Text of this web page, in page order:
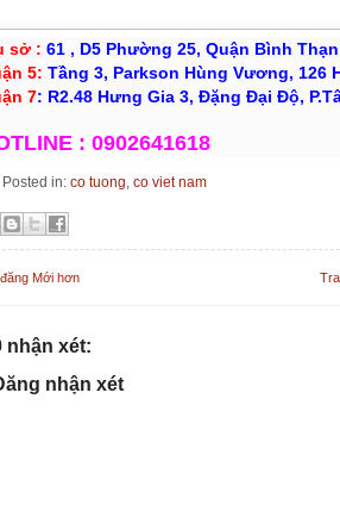
sở : 61 , D5 Phường 25, Quận Bình
5: Tầng 3, Parkson Hùng Vương, 126
7: R2.48 Hưng Gia 3, Đặng Đại Độ,
: 0902641618
Posted in: co tuong, co viet nam
Mới hơn
nhận xét:
nhận xét